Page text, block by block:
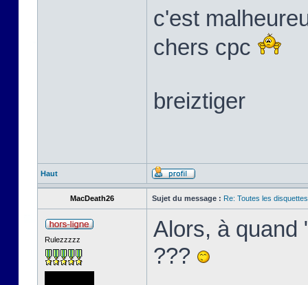
c'est
chers cpc
breiztiger
Haut
MacDeath26 Sujet du message : Re: Toutes les
Rulezzzzz
Alors, à quand
???